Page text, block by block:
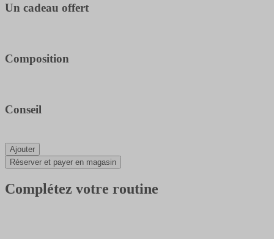
Un cadeau offert
Composition
Conseil
Ajouter
Réserver et payer en magasin
Complétez votre routine